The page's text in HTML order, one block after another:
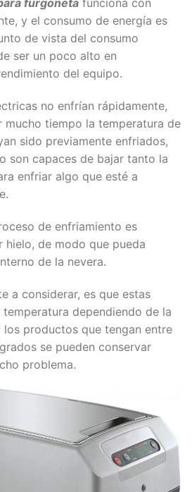
furgoneta funciona con
y el consumo de energía es
de vista del consumo
ser un poco alto en
del equipo.
no enfrían rápidamente,
mucho tiempo la temperatura de
sido previamente enfriados,
son capaces de bajar tanto la
enfriar algo que esté a
de enfriamiento es
hielo, de modo que pueda
de la nevera.
a considerar, es que estas
dependiendo de la
productos que tengan entre
se pueden conservar
problema.